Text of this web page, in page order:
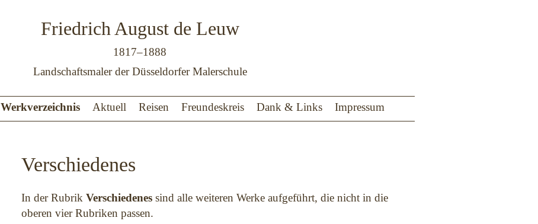
Friedrich August de Leuw
1817–1888
Landschaftsmaler der Düsseldorfer Malerschule
Werkverzeichnis Aktuell Reisen Freundeskreis Dank & Links Impressum
Verschiedenes
In der Rubrik Verschiedenes sind alle weiteren Werke aufgeführt, die nicht in die
oberen vier Rubriken passen.